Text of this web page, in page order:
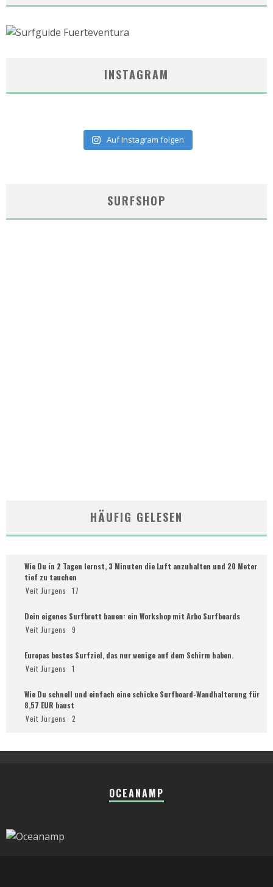
INSTAGRAM
Auf Instagram folgen
SURFSHOP
HÄUFIG GELESEN
Wie Du in 2 Tagen lernst, 3 Minuten die Luft anzuhalten und 20 Meter
tief zu tauchen
Veit Jürgens 17
Dein eigenes Surfbrett bauen: ein Workshop mit Arbo Surfboards
Veit Jürgens 9
Europas bestes Surfziel, das nur wenige auf dem Schirm haben.
Veit Jürgens 1
Wie Du schnell und einfach eine schicke Surfboard-Wandhalterung für
8,57 EUR baust
Veit Jürgens 2
OCEANAMP